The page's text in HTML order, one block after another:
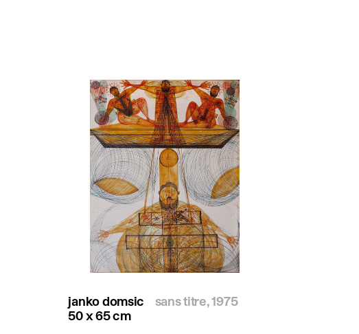
janko domsic
sans titre, 1975
50 x 65 cm